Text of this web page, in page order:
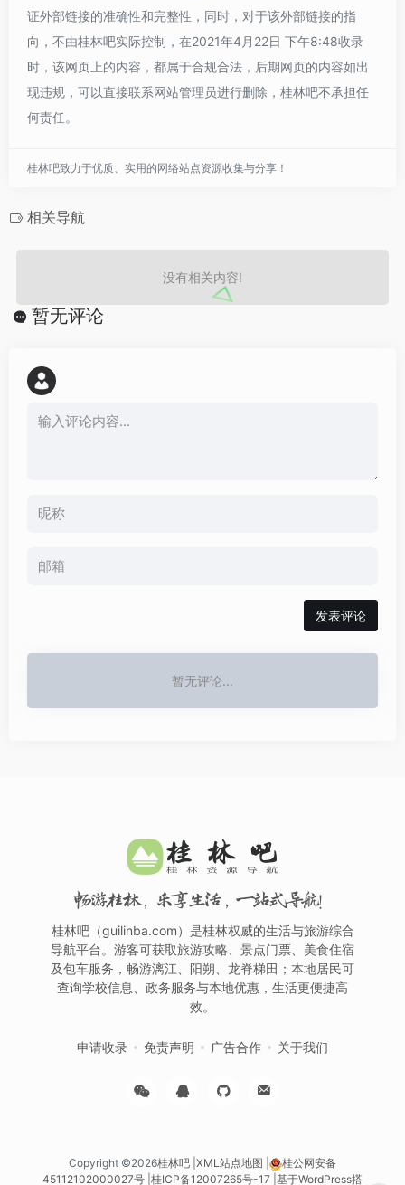
证外部链接的准确性和完整性，同时，对于该外部链接的指
向，不由桂林吧实际控制，在2021年4月22日 下午8:48收录
时，该网页上的内容，都属于合规合法，后期网页的内容如出
现违规，可以直接联系网站管理员进行删除，桂林吧不承担任
何责任。
桂林吧致力于优质、实用的网络站点资源收集与分享！
相关导航
没有相关内容!
暂无评论
发表评论
暂无评论...
畅游桂林，乐享生活，一站式导航！
桂林吧（guilinba.com）是桂林权威的生活与旅游综合
导航平台。游客可获取旅游攻略、景点门票、美食住宿
及包车服务，畅游漓江、阳朔、龙脊梯田；本地居民可
查询学校信息、政务服务与本地优惠，生活更便捷高
效。
申请收录 免责声明 广告合作 关于我们
Copyright ©2026桂林吧 XML站点地图
桂公网安备
45112102000027号 桂ICP备12007265号-17 基于WordPress搭